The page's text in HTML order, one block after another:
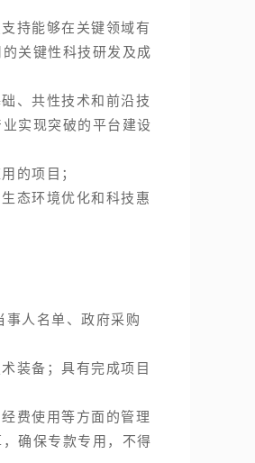
持能够在关键领域有
关键性科技研发及成
、共性技术和前沿技
实现突破的平台建设
的项目；
态环境优化和科技惠
人名单、政府采购
装备；具有完成项目
费使用等方面的管理
确保专款专用，不得